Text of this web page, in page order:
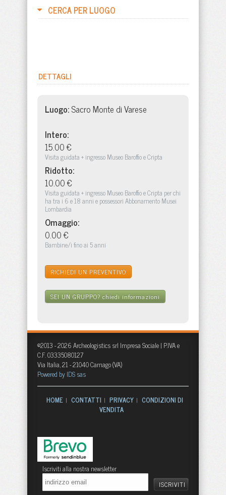
CERCA PER LUOGO
DETTAGLI
Luogo:Sacro Monte di Varese
Intero:
15.00 €
Visita guidata + ingresso Museo Baroffio e Cripta
Ridotto:
10.00 €
Visita guidata + ingresso Museo Baroffio e Cripta per chi
ha tra i 6 e 18 anni e possessori Abbonamento Musei
Lombardia
Omaggio:
0.00 €
Bambine/i fino ai 5 anni
RICHIEDI UN PREVENTIVO
SEI UN GRUPPO? chiedi informazioni
©2013 - 2026 Archeologistics srl Impresa Sociale | P.IVA e
C.F. 03335080127
Via Italia, 21 - 21040 Carnago (VA)
Powered by IDS sas
HOME | CONTATTI | PRIVACY | CONDIZIONI DI
VENDITA
Iscriviti alla nostra newsletter